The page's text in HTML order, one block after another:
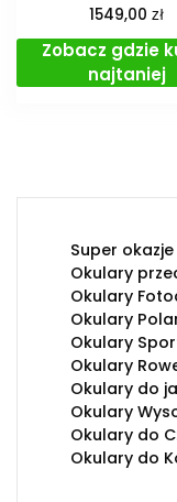
1549,00zł
Zobacz gdzie
najtaniej
Super okazje
Okulary
Okulary
Okulary
Okulary
Okulary
Okulary do
Okulary
Okulary do
Okulary do